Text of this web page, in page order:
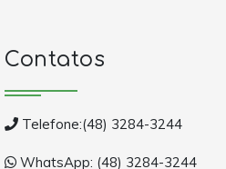
Contatos
Telefone:(48) 3284-3244
WhatsApp: (48) 3284-3244